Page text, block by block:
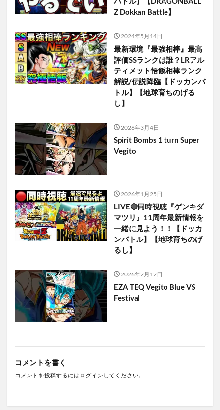
Z Dokkan Battle】
2024年5月14日
最新環境『最強相棒』最高
評価SSランクは誰？LRアル
ティメット悟飯相棒ランク
解説/伝説降臨【ドッカンバ
トル】【地球育ちのげる
し】
2026年3月4日
Spirit Bombs 1 turn Super
Vegito
2026年1月25日
LIVE🔴同時視聴『ゲンキダ
マツリ』11周年最新情報を
一緒に見よう！！【ドッカ
ンバトル】【地球育ちのげ
るし】
2026年2月12日
EZA TEQ Vegito Blue VS
Festival
コメントを書く
コメントを投稿するには ログイン してください。